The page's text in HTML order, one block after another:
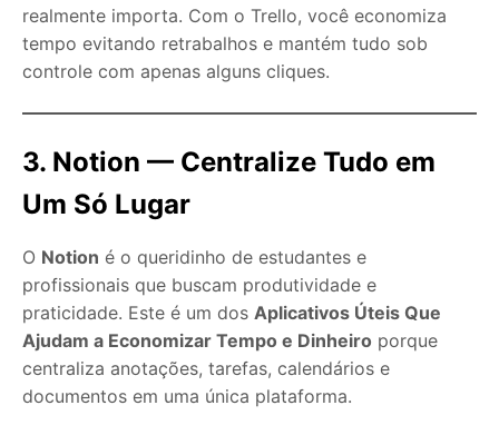
realmente importa. Com o Trello, você economiza
tempo evitando retrabalhos e mantém tudo sob
controle com apenas alguns cliques.
3. Notion — Centralize Tudo em
Um Só Lugar
O Notion é o queridinho de estudantes e
profissionais que buscam produtividade e
praticidade. Este é um dos Aplicativos Úteis Que
Ajudam a Economizar Tempo e Dinheiro porque
centraliza anotações, tarefas, calendários e
documentos em uma única plataforma.